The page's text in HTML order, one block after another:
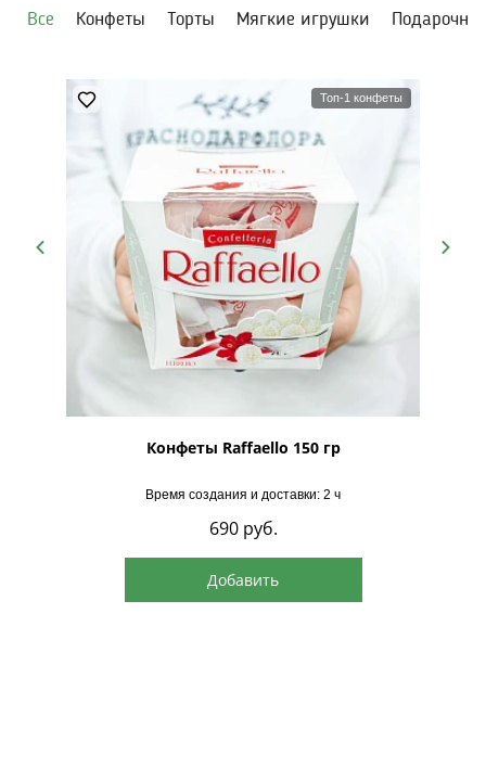
Все Конфеты Торты Мягкие игрушки
Топ-1 конфеты
Конфеты Raffaello 150 гр
Время создания и доставки: 2 ч
690 руб.
Добавить